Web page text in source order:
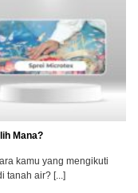
Mana?
kamu yang mengikuti
tanah air? [...]